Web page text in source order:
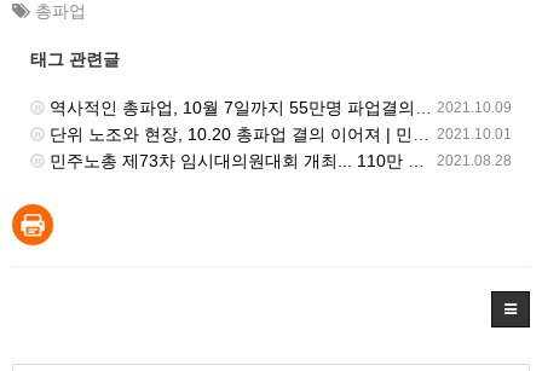
총파업
태그 관련글
2021.10.09
역사적인 총파업, 10월 7일까지 55만명 파업결의 | 민주노총 뉴스 | 2021.10.08
2021.10.01
단위 노조와 현장, 10.20 총파업 결의 이어져 | 민주노총 뉴스 | 2021.9.17
2021.08.28
민주노총 제73차 임시대의원대회 개최... 110만 총파업 결의안건 만장일치 통과 | 민주노총 뉴스 | 2021.8.27